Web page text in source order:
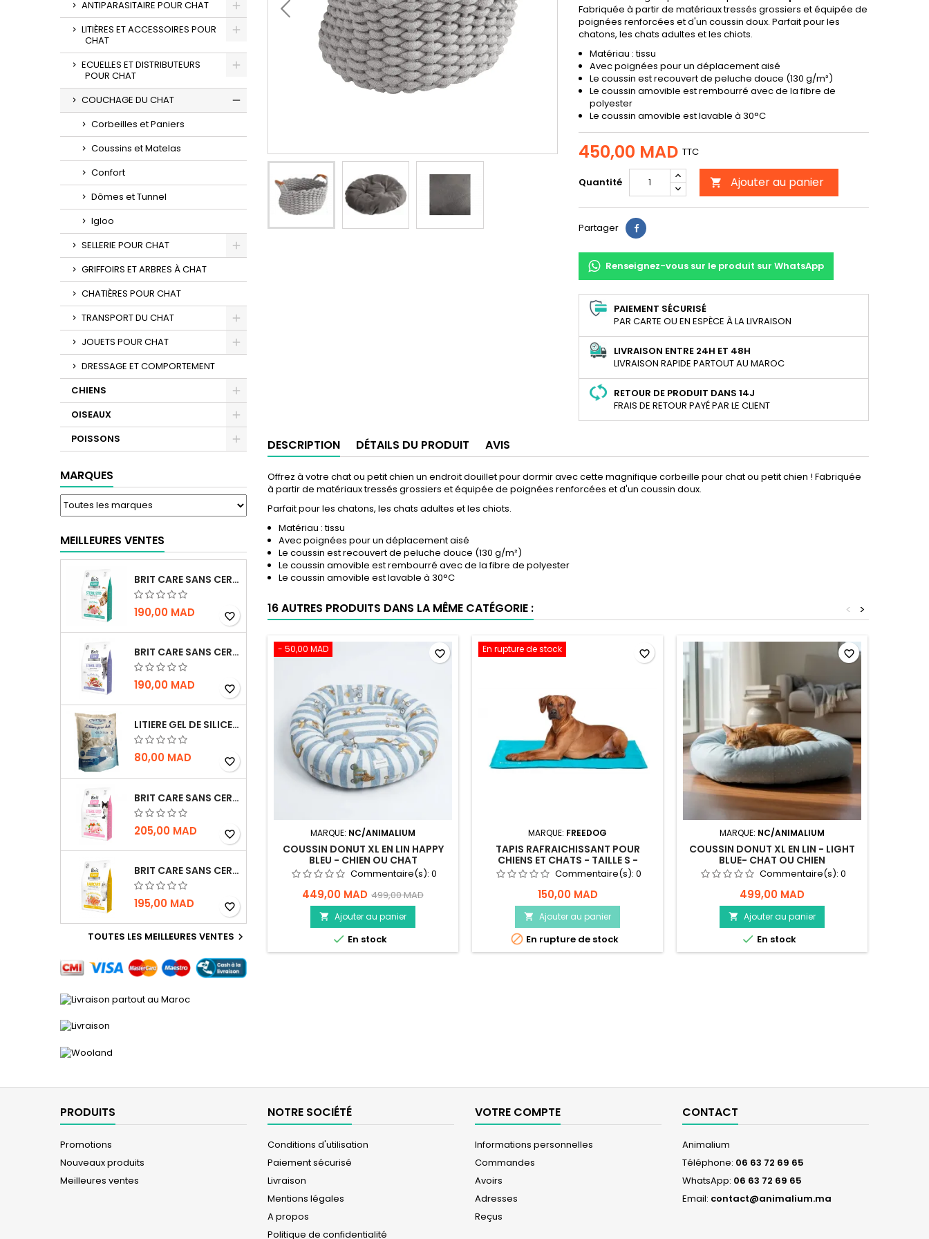
ANTIPARASITAIRE POUR CHAT
LITIÈRES ET ACCESSOIRES POUR
CHAT
ECUELLES ET DISTRIBUTEURS
POUR CHAT
COUCHAGE DU CHAT
Corbeilles et Paniers
Coussins et Matelas
Confort
Dômes et Tunnel
Igloo
SELLERIE POUR CHAT
GRIFFOIRS ET ARBRES À CHAT
CHATIÈRES POUR CHAT
TRANSPORT DU CHAT
JOUETS POUR CHAT
DRESSAGE ET COMPORTEMENT
CHIENS
OISEAUX
POISSONS
MARQUES
MEILLEURES VENTES
BRIT CARE SANS CEREALES STERILIZED URINARY HEALTH - CHAT
190,00 MAD favorite_border
BRIT CARE SANS CEREALES STERILIZED WEIGHT CONTROL - CHAT - 2KG
190,00 MAD favorite_border
LITIERE GEL DE SILICE - PARFUM OCEAN - CHAT BOTE - 3.8L
80,00 MAD favorite_border
BRIT CARE SANS CEREALES STERILIZED SENSITIVE - CHAT - 2KG
205,00 MAD favorite_border
BRIT CARE SANS CEREALES HAIRCARE HEALTHY AND SHINY COAT - POUR CHAT - 2KG
195,00 MAD favorite_border
TOUTES LES MEILLEURES VENTES 
Fabriquée à partir de matériaux tressés grossiers et équipée de
poignées renforcées et d'un coussin doux. Parfait pour les
chatons, les chats adultes et les chiots.
Matériau : tissu
Avec poignées pour un déplacement aisé
Le coussin est recouvert de peluche douce (130 g/m²)
Le coussin amovible est rembourré avec de la fibre de
polyester
Le coussin amovible est lavable à 30°C
450,00 MAD TTC
Quantité  Ajouter au panier
Partager Partager
Renseignez-vous sur le produit sur WhatsApp
PAIEMENT SÉCURISÉ
PAR CARTE OU EN ESPÈCE À LA LIVRAISON
LIVRAISON ENTRE 24H ET 48H
LIVRAISON RAPIDE PARTOUT AU MAROC
RETOUR DE PRODUIT DANS 14J
FRAIS DE RETOUR PAYÉ PAR LE CLIENT
DESCRIPTION DÉTAILS DU PRODUIT AVIS
Offrez à votre chat ou petit chien un endroit douillet pour dormir avec cette magnifique corbeille pour chat ou petit chien ! Fabriquée
à partir de matériaux tressés grossiers et équipée de poignées renforcées et d'un coussin doux.
Parfait pour les chatons, les chats adultes et les chiots.
Matériau : tissu
Avec poignées pour un déplacement aisé
Le coussin est recouvert de peluche douce (130 g/m²)
Le coussin amovible est rembourré avec de la fibre de polyester
Le coussin amovible est lavable à 30°C
16 AUTRES PRODUITS DANS LA MÊME CATÉGORIE : >
<
- 50,00 MAD
MARQUE: NC/ANIMALIUM
COUSSIN DONUT XL EN LIN HAPPY
BLEU - CHIEN OU CHAT
Commentaire(s): 0
449,00 MAD 499,00 MAD
 Ajouter au panier
 En stock
favorite_border En rupture de stock
MARQUE: FREEDOG
TAPIS RAFRAICHISSANT POUR
CHIENS ET CHATS - TAILLE S -
FREEDOG
Commentaire(s): 0
150,00 MAD
 Ajouter au panier
 En rupture de stock
favorite_border
MARQUE: NC/ANIMALIUM
COUSSIN DONUT XL EN LIN - LIGHT
BLUE- CHAT OU CHIEN
Commentaire(s): 0
499,00 MAD
 Ajouter au panier
 En stock
favorite_border
PRODUITS
Promotions
Nouveaux produits
Meilleures ventes
NOTRE SOCIÉTÉ
Conditions d'utilisation
Paiement sécurisé
Livraison
Mentions légales
A propos
Politique de confidentialité
VOTRE COMPTE
Informations personnelles
Commandes
Avoirs
Adresses
Reçus
CONTACT
Animalium
Téléphone: 06 63 72 69 65
WhatsApp: 06 63 72 69 65
Email: contact@animalium.ma